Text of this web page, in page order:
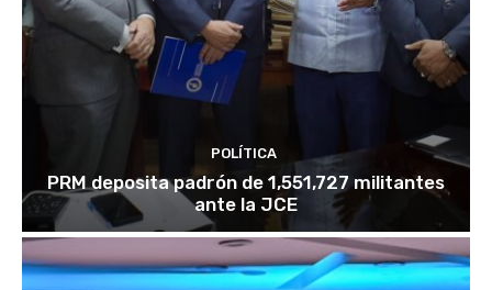
POLÍTICA
PRM deposita padrón de 1,551,727 militantes
ante la JCE